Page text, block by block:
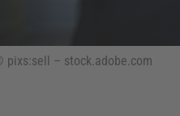
(AKADEMIE HERKERT)
pixs:sell – stock.adobe.com